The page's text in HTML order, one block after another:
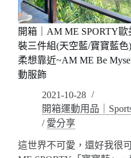
己
有
點
特
別!
好
穿
實
開箱｜AM ME SPORTY
裝三件組(天空藍/寶寶藍
柔想靠近~AM ME Be
動服飾
2021-10-28
開箱運動用品｜
/ 愛分享
這世界不可愛，還好我很